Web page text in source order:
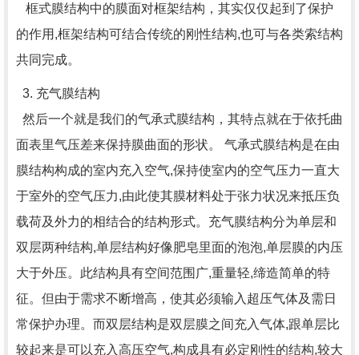
框式膜结构中的膜面对框架结构，其实仅仅起到了保护
的作用,框架结构可结合传统的刚性结构,也可与各类索结构
共同完成。
3. 充气膜结构
然后一个就是我们的气承式膜结构，其特点就在于依托曲
面表里气压差来保持膜曲面的形状。 气承式膜结构是在由
膜结构构成的室内充入空气,保持使室内的空气压力一直大
于室外的空气压力,由此使其膜材料处于张力状况来抵压负
载荷及外力的相结合的结构形式。充气膜结构分为单层和
双层两种结构,单层结构好像肥皂里面的泡泡,单层膜的内压
大于外压。此结构具有空间范围广,重量轻,缔造简单的特
征。但由于需求不断增高，使其必须输入超压气体及需日
常保护办理。而双层结构是双层膜之间充入气体,跟单层比
较起来是可以充入高压空气,构成具有必定刚性的结构,较大